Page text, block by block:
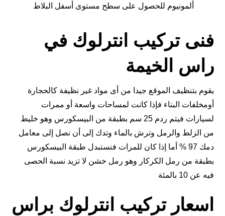
ألمونيوم للحصول على سطح مستوى أسفل البلاط
فنى تركيب انترلوك في
راس الخيمة
يقوم بتنظيف الموقع جيدا من أى مواد غير نظيفة كالحجارة
أومخلفات البناء فإذا كانت لمساحات واسعة أو ممرات
لسيارات فيتم ردم 25 سم بطبقة من البيسكورس وهو خليط
من الزلط والرمل وترش بالماء وتدك إلى أن نصل إلى معامل
دمك 97 % أما إذا كان للمرات فنستبدل طبقة البيسكورس
بطبقة من رمل الكركار وهو رمل خشن لا تزيد نسبة الحصى
فيه عن 10 بالمئة
اسعار تركيب انترلوك براس